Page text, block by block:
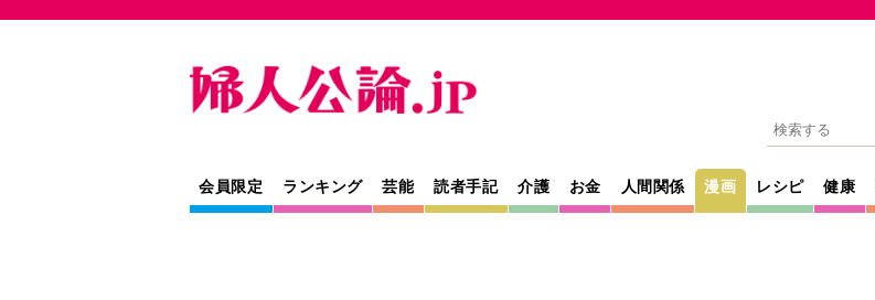
会員限定 ランキング 芸能 読者手記 介護 お金 人間関係 漫画 レシピ 健康